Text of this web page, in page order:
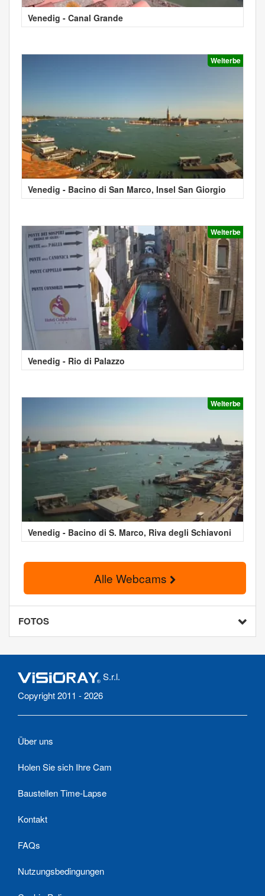
Venedig - Canal Grande
Welterbe
Venedig - Bacino di San Marco, Insel San Giorgio
Welterbe
Venedig - Rio di Palazzo
Welterbe
Venedig - Bacino di S. Marco, Riva degli Schiavoni
Alle Webcams
FOTOS
S.r.l.
Copyright 2011 - 2026
Über uns
Holen Sie sich Ihre Cam
Baustellen Time-Lapse
Kontakt
FAQs
Nutzungsbedingungen